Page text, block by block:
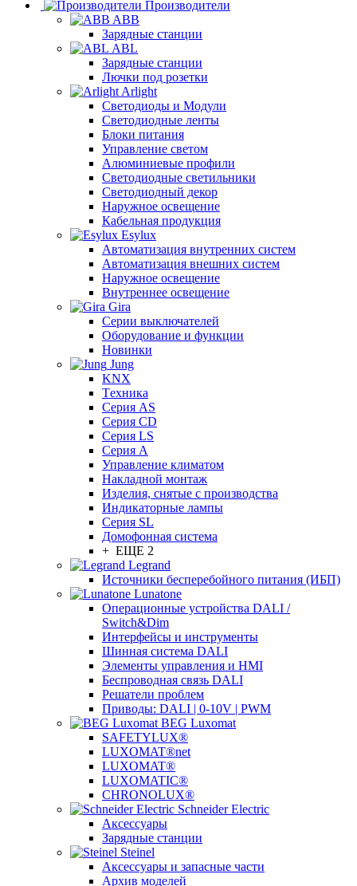
Производители
ABB
Зарядные станции
ABL
Зарядные станции
Лючки под розетки
Arlight
Светодиоды и Модули
Светодиодные ленты
Блоки питания
Управление светом
Алюминиевые профили
Светодиодные светильники
Светодиодный декор
Наружное освещение
Кабельная продукция
Esylux
Автоматизация внутренних систем
Автоматизация внешних систем
Наружное освещение
Внутреннее освещение
Gira
Серии выключателей
Оборудование и функции
Новинки
Jung
KNX
Tехника
Серия AS
Серия CD
Серия LS
Серия A
Управление климатом
Накладной монтаж
Изделия, снятые с производства
Индикаторные лампы
Серия SL
Домофонная система
+ ЕЩЕ 2
Legrand
Источники бесперебойного питания (ИБП)
Lunatone
Операционные устройства DALI /
Switch&Dim
Интерфейсы и инструменты
Шинная система DALI
Элементы управления и HMI
Беспроводная связь DALI
Решатели проблем
Приводы: DALI | 0-10V | PWM
BEG Luxomat
SAFETYLUX®
LUXOMAT®net
LUXOMAT®
LUXOMATIC®
CHRONOLUX®
Schneider Electric
Аксессуары
Зарядные станции
Steinel
Аксессуары и запасные части
Архив моделей